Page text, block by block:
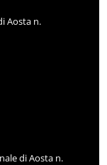
Aosta n.
di Aosta n.